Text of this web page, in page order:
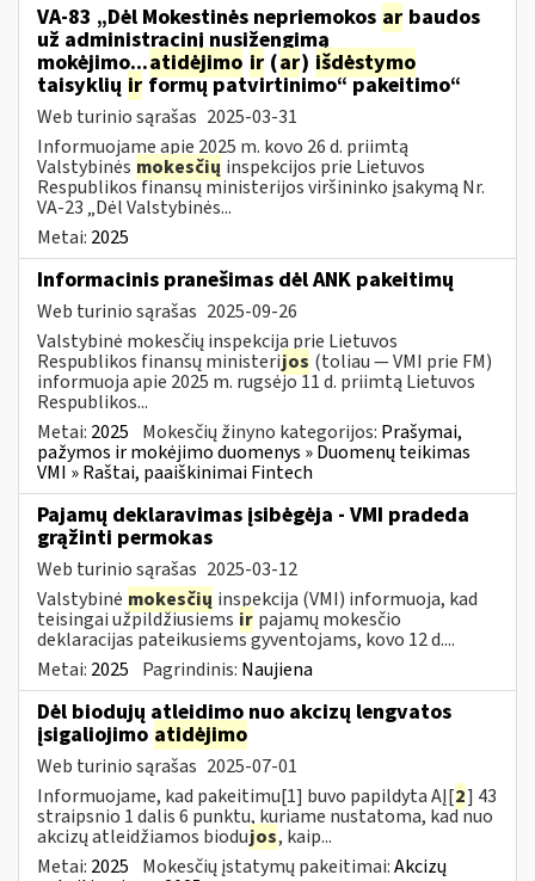
VA-83 „Dėl Mokestinės nepriemokos ar baudos
už administracinį nusižengimą
mokėjimo...atidėjimo ir (ar) išdėstymo
taisyklių ir formų patvirtinimo“ pakeitimo“
Web turinio sąrašas 2025-03-31
Informuojame apie 2025 m. kovo 26 d. priimtą
Valstybinės mokesčių inspekcijos prie Lietuvos
Respublikos finansų ministerijos viršininko įsakymą Nr.
VA-23 „Dėl Valstybinės...
Metai: 2025
Informacinis pranešimas dėl ANK pakeitimų
Web turinio sąrašas 2025-09-26
Valstybinė mokesčių inspekcija prie Lietuvos
Respublikos finansų ministerijos (toliau — VMI prie FM)
informuoja apie 2025 m. rugsėjo 11 d. priimtą Lietuvos
Respublikos...
Metai: 2025 Mokesčių žinyno kategorijos: Prašymai,
pažymos ir mokėjimo duomenys » Duomenų teikimas
VMI » Raštai, paaiškinimai Fintech
Pajamų deklaravimas įsibėgėja - VMI pradeda
grąžinti permokas
Web turinio sąrašas 2025-03-12
Valstybinė mokesčių inspekcija (VMI) informuoja, kad
teisingai užpildžiusiems ir pajamų mokesčio
deklaracijas pateikusiems gyventojams, kovo 12 d....
Metai: 2025 Pagrindinis: Naujiena
Dėl biodujų atleidimo nuo akcizų lengvatos
įsigaliojimo atidėjimo
Web turinio sąrašas 2025-07-01
Informuojame, kad pakeitimu[1] buvo papildyta AĮ[2] 43
straipsnio 1 dalis 6 punktu, kuriame nustatoma, kad nuo
akcizų atleidžiamos biodujos, kaip...
Metai: 2025 Mokesčių įstatymų pakeitimai:Akcizų